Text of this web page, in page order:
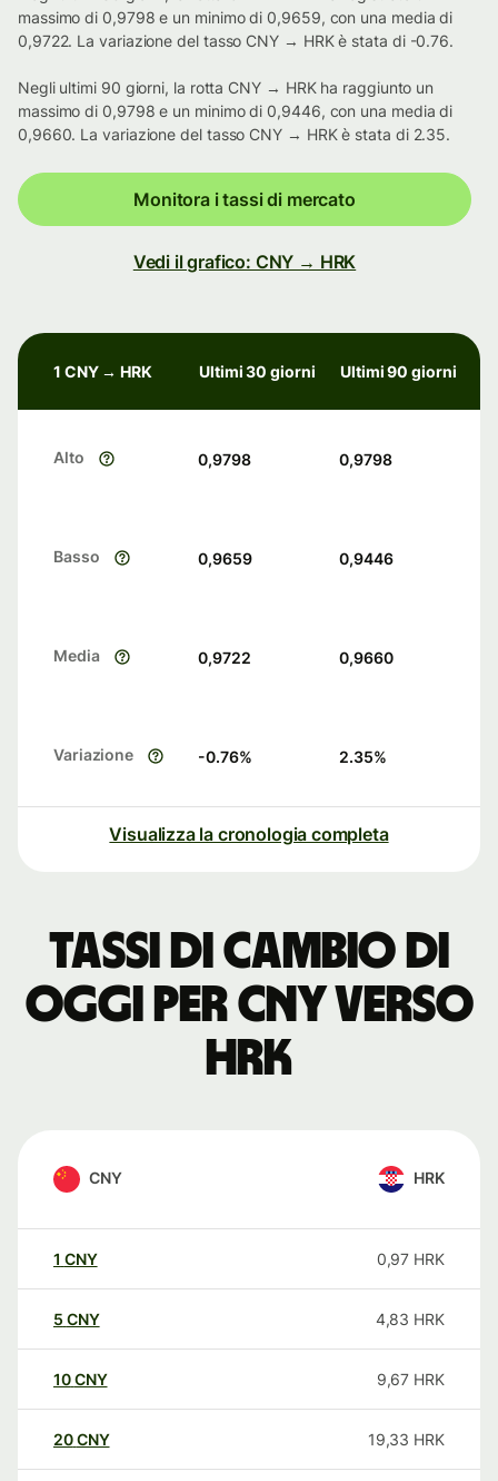
massimo di 0,9798 e un minimo di 0,9659, con una media di
0,9722. La variazione del tasso CNY → HRK è stata di -0.76.
Negli ultimi 90 giorni, la rotta CNY → HRK ha raggiunto un
massimo di 0,9798 e un minimo di 0,9446, con una media di
0,9660. La variazione del tasso CNY → HRK è stata di 2.35.
Monitora i tassi di mercato
Vedi il grafico: CNY → HRK
1 CNY → HRK Ultimi 30 giorni Ultimi 90 giorni
Alto 0,9798 0,9798
Basso 0,9659 0,9446
Media 0,9722 0,9660
Variazione -0.76% 2.35%
Visualizza la cronologia completa
Tassi di cambio di
oggi per CNY verso
HRK
CNY HRK
1 CNY 0,97 HRK
5 CNY 4,83 HRK
10CNY 9,67 HRK
20CNY 19,33 HRK